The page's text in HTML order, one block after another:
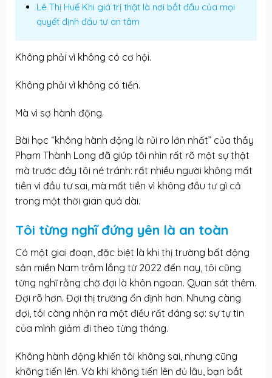
Lê Thị Huế Khi giá trị thật là nơi bắt đầu của mọi
quyết định đầu tư an tâm
Không phải vì không có cơ hội.
Không phải vì không có tiền.
Mà vì sợ hành động.
Bài học “không hành động là rủi ro lớn nhất” của thầy
Phạm Thành Long đã giúp tôi nhìn rất rõ một sự thật
mà trước đây tôi né tránh: rất nhiều người không mất
tiền vì đầu tư sai, mà mất tiền vì không đầu tư gì cả
trong một thời gian quá dài.
Tôi từng nghĩ đứng yên là an toàn
Có một giai đoạn, đặc biệt là khi thị trường bất động
sản miền Nam trầm lắng từ 2022 đến nay, tôi cũng
từng nghĩ rằng chờ đợi là khôn ngoan. Quan sát thêm.
Đợi rõ hơn. Đợi thị trường ổn định hơn. Nhưng càng
đợi, tôi càng nhận ra một điều rất đáng sợ: sự tự tin
của mình giảm đi theo từng tháng.
Không hành động khiến tôi không sai, nhưng cũng
không tiến lên. Và khi không tiến lên đủ lâu, bạn bắt